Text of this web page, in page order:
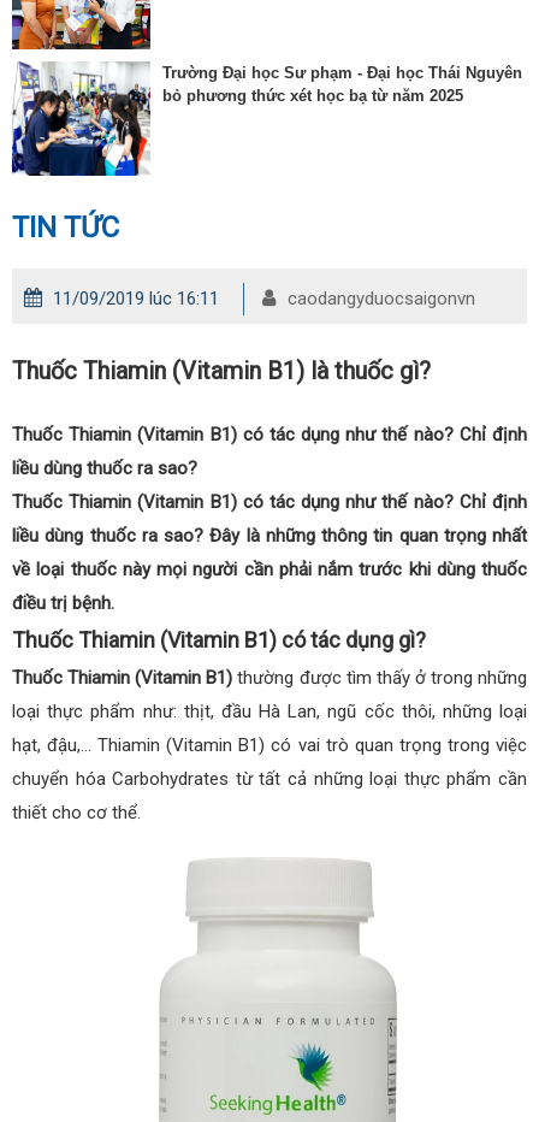
Trường Đại học Sư phạm - Đại học Thái Nguyên
bỏ phương thức xét học bạ từ năm 2025
TIN TỨC
11/09/2019 lúc 16:11 caodangyduocsaigonvn
Thuốc Thiamin (Vitamin B1) là thuốc gì?
Thuốc Thiamin (Vitamin B1) có tác dụng như thế nào? Chỉ định
liều dùng thuốc ra sao?
Thuốc Thiamin (Vitamin B1) có tác dụng như thế nào? Chỉ định
liều dùng thuốc ra sao? Đây là những thông tin quan trọng nhất
về loại thuốc này mọi người cần phải nắm trước khi dùng thuốc
điều trị bệnh.
Thuốc Thiamin (Vitamin B1) có tác dụng gì?
Thuốc Thiamin (Vitamin B1) thường được tìm thấy ở trong những
loại thực phẩm như: thịt, đầu Hà Lan, ngũ cốc thôi, những loại
hạt, đậu,… Thiamin (Vitamin B1) có vai trò quan trọng trong việc
chuyển hóa Carbohydrates từ tất cả những loại thực phẩm cần
thiết cho cơ thể.